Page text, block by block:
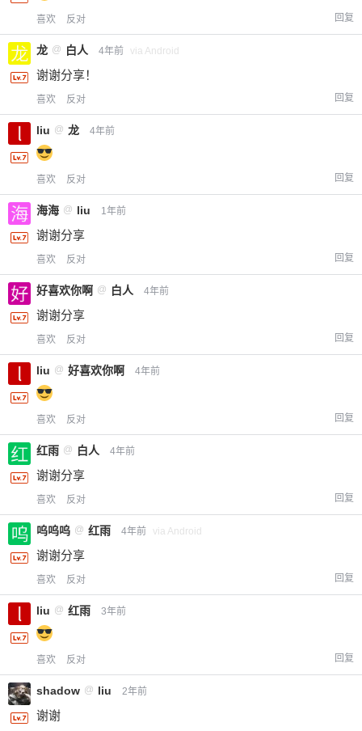
喜欢 反对 回复
龙 @ 白人 4年前 via Android
谢谢分享！
喜欢 反对 回复
liu @ 龙 4年前
喜欢 反对 回复
海海 @ liu 1年前
谢谢分享
喜欢 反对 回复
好喜欢你啊 @ 白人 4年前
谢谢分享
喜欢 反对 回复
liu @ 好喜欢你啊 4年前
喜欢 反对 回复
红雨 @ 白人 4年前
谢谢分享
喜欢 反对 回复
呜呜呜 @ 红雨 4年前 via Android
谢谢分享
喜欢 反对 回复
liu @ 红雨 3年前
喜欢 反对 回复
shadow @ liu 2年前
谢谢